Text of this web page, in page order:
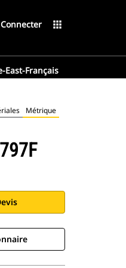
apps
East-Français
Métrique